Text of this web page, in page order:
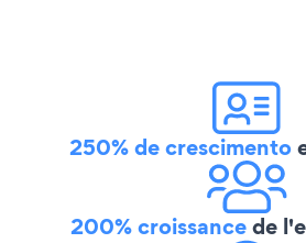
250% de crescimento
200% croissancede